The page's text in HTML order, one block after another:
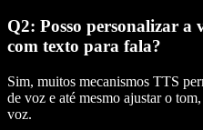
Q2: Posso personalizar a
com texto para fala?
Sim, muitos mecanismos TTS
de voz e até mesmo ajustar o
voz.